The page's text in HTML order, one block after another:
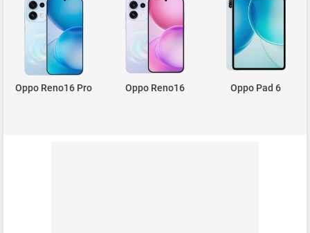
Oppo Reno16 Pro Oppo Reno16 Oppo Pad 6